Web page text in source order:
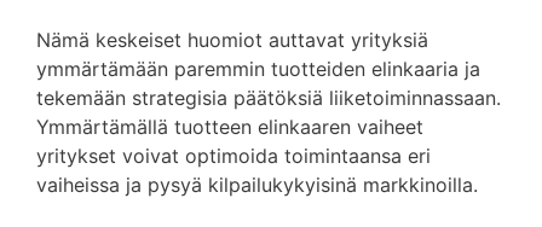
Nämä keskeiset huomiot auttavat yrityksiä
ymmärtämään paremmin tuotteiden elinkaaria ja
tekemään strategisia päätöksiä liiketoiminnassaan.
Ymmärtämällä tuotteen elinkaaren vaiheet
yritykset voivat optimoida toimintaansa eri
vaiheissa ja pysyä kilpailukykyisinä markkinoilla.